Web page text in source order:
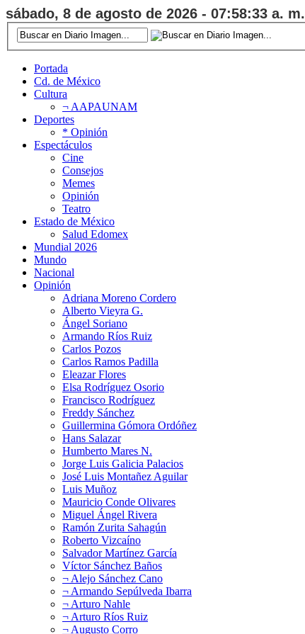
sábado, 8 de agosto de 2026 - 07:58:34 a. m.
Portada
Cd. de México
Cultura
¬ AAPAUNAM
Deportes
* Opinión
Espectáculos
Cine
Consejos
Memes
Opinión
Teatro
Estado de México
Salud Edomex
Mundial 2026
Mundo
Nacional
Opinión
Adriana Moreno Cordero
Alberto Vieyra G.
Ángel Soriano
Armando Ríos Ruiz
Carlos Pozos
Carlos Ramos Padilla
Eleazar Flores
Elsa Rodríguez Osorio
Francisco Rodríguez
Freddy Sánchez
Guillermina Gómora Ordóñez
Hans Salazar
Humberto Mares N.
Jorge Luis Galicia Palacios
José Luis Montañez Aguilar
Luis Muñoz
Mauricio Conde Olivares
Miguel Ángel Rivera
Ramón Zurita Sahagún
Roberto Vizcaíno
Salvador Martínez García
Víctor Sánchez Baños
¬ Alejo Sánchez Cano
¬ Armando Sepúlveda Ibarra
¬ Arturo Nahle
¬ Arturo Ríos Ruiz
¬ Augusto Corro